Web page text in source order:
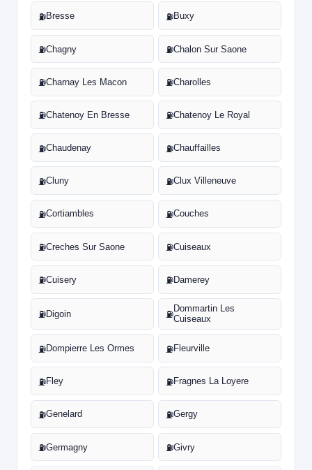
⛽Bresse ⛽Buxy
⛽Chagny ⛽Chalon Sur Saone
⛽Charnay Les Macon ⛽Charolles
⛽Chatenoy En Bresse ⛽Chatenoy Le Royal
⛽Chaudenay ⛽Chauffailles
⛽Cluny ⛽Clux Villeneuve
⛽Cortiambles ⛽Couches
⛽Creches Sur Saone ⛽Cuiseaux
⛽Cuisery ⛽Damerey
⛽Digoin ⛽
Dommartin Les
Cuiseaux
⛽Dompierre Les Ormes ⛽Fleurville
⛽Fley ⛽Fragnes La Loyere
⛽Genelard ⛽Gergy
⛽Germagny ⛽Givry